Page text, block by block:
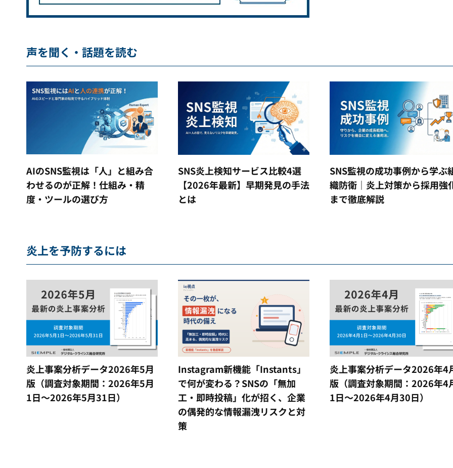
声を聞く・話題を読む
AIのSNS監視は「人」と組み合
わせるのが正解！仕組み・精
度・ツールの選び方
SNS炎上検知サービス比較4選
【2026年最新】早期発見の手法
とは
SNS監視の成功事例から学ぶ
織防衛｜炎上対策から採用強
まで徹底解説
炎上を予防するには
炎上事案分析データ2026年5月
版（調査対象期間：2026年5月
1日～2026年5月31日）
Instagram新機能「Instants」
で何が変わる？SNSの「無加
工・即時投稿」化が招く、企業
の偶発的な情報漏洩リスクと対
策
炎上事案分析データ2026年4
版（調査対象期間：2026年4
1日～2026年4月30日）